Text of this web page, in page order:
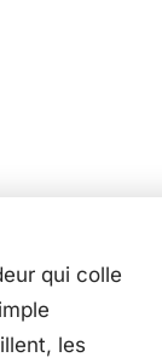
qui colle
les